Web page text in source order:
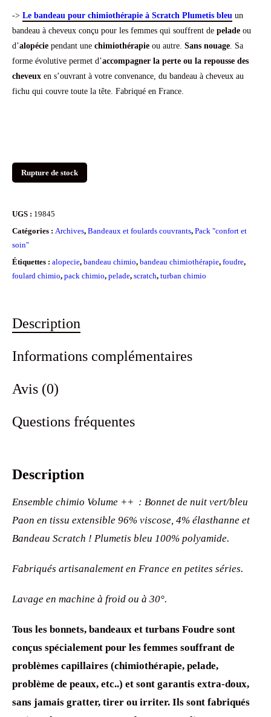
-> Le bandeau pour chimiothérapie à Scratch Plumetis bleu un
bandeau à cheveux conçu pour les femmes qui souffrent de pelade ou
d’alopécie pendant une chimiothérapie ou autre. Sans nouage . Sa
forme évolutive permet d’accompagner la perte ou la repousse des
cheveux en s’ouvrant à votre convenance, du bandeau à cheveux au
fichu qui couvre toute la tête. Fabriqué en France.
Rupture de stock
UGS : 19845
Catégories : Archives, Bandeaux et foulards couvrants, Pack "confort et
soin"
Étiquettes : alopecie, bandeau chimio, bandeau chimiothérapie, foudre,
foulard chimio, pack chimio, pelade, scratch, turban chimio
Description
Informations complémentaires
Avis (0)
Questions fréquentes
Description
Ensemble chimio Volume ++ : Bonnet de nuit vert/bleu
Paon en tissu extensible 96% viscose, 4% élasthanne et
Bandeau Scratch ! Plumetis bleu 100% polyamide.
Fabriqués artisanalement en France en petites séries.
Lavage en machine à froid ou à 30°.
Tous les bonnets, bandeaux et turbans Foudre sont
conçus spécialement pour les femmes souffrant de
problèmes capillaires (chimiothérapie, pelade,
problème de peaux, etc..) et sont garantis extra-doux,
sans jamais gratter, tirer ou irriter. Ils sont fabriqués